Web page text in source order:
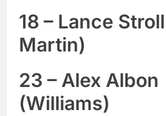
18 – Lance
Martin)
23 – Alex Albon
(Williams)